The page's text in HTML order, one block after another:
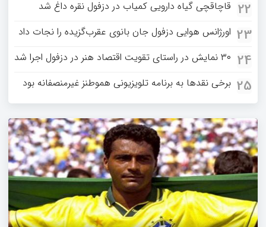
22 قاچاقچی گیاه دارویی کمیاب در دزفول نقره داغ شد
23 اورژانس هوایی دزفول جان بانوی عقرب‌گزیده را نجات داد
24 ۳۰ نمایش در راستای تقویت اقتصاد هنر در دزفول اجرا شد
25 برخی نقدها به برنامه تلویزیونی هموطنز غیرمنصفانه بود